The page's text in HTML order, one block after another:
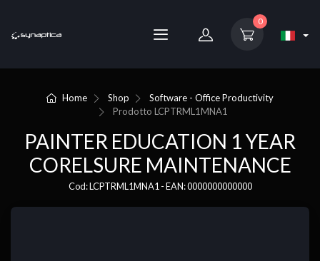
0
Home Shop
Software - Office Productivity
Prodotto LCPTRML1MNA1
PAINTER EDUCATION 1 YEAR
CORELSURE MAINTENANCE
Cod: LCPTRML1MNA1 - EAN: 0000000000000